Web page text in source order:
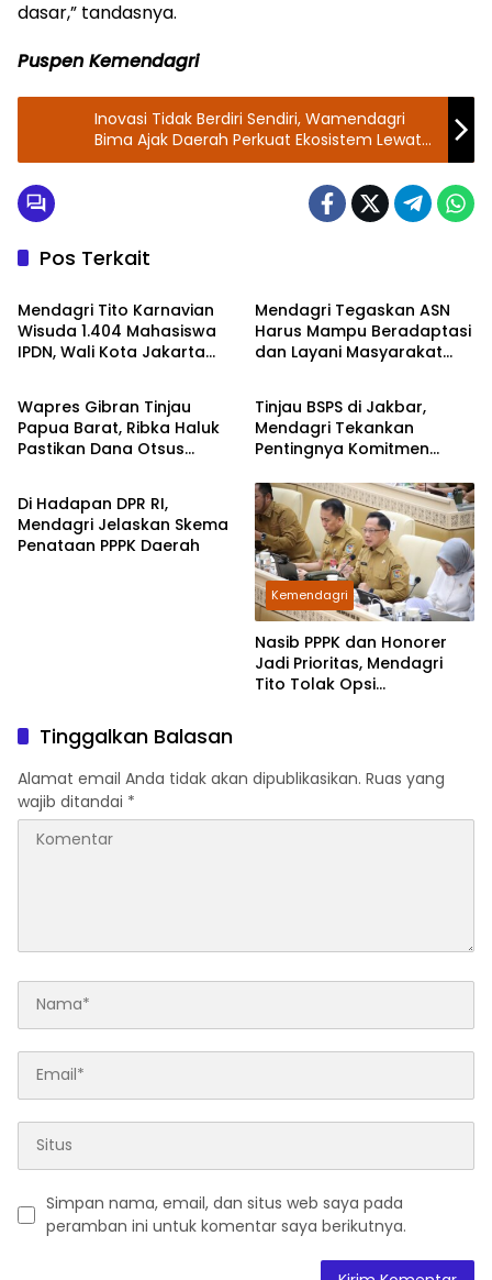
dasar,” tandasnya.
Puspen Kemendagri
Inovasi Tidak Berdiri Sendiri, Wamendagri
Bima Ajak Daerah Perkuat Ekosistem Lewat
Kolaborasi
Pos Terkait
Kemendagri
Mendagri Tito Karnavian
Wisuda 1.404 Mahasiswa
IPDN, Wali Kota Jakarta
Mendagri Tegaskan ASN
Harus Mampu Beradaptasi
dan Layani Masyarakat
Kemendagri
Wapres Gibran Tinjau
Papua Barat, Ribka Haluk
Pastikan Dana Otsus
Kemendagri
Tinjau BSPS di Jakbar,
Mendagri Tekankan
Pentingnya Komitmen
Layak Huni
DPR RI
Di Hadapan DPR RI,
Mendagri Jelaskan Skema
Penataan PPPK Daerah
Kemendagri
Nasib PPPK dan Honorer
Jadi Prioritas, Mendagri
Tito Tolak Opsi
Tinggalkan Balasan
Alamat email Anda tidak akan dipublikasikan. Ruas yang
wajib ditandai *
Simpan nama, email, dan situs web saya pada
peramban ini untuk komentar saya berikutnya.